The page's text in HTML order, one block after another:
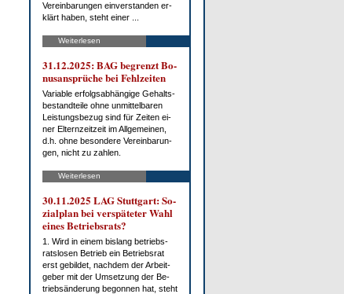
Ver­ein­ba­run­gen ein­ver­stan­den er­
klärt ha­ben, steht ei­ner ...
Weiterlesen
31.12.2025: BAG be­grenzt Bo­
nus­an­sprü­che bei Fehl­zei­ten
Va­ria­ble er­folgs­ab­hän­gi­ge Ge­halts­
be­stand­tei­le oh­ne un­mit­tel­ba­ren
Leis­tungs­be­zug sind für Zei­ten ei­
ner El­tern­zeit­zeit im All­ge­mei­nen,
d.h. oh­ne be­son­de­re Ver­ein­ba­run­
gen, nicht zu zah­len.
Weiterlesen
30.11.2025 LAG Stutt­gart: So­
zi­al­plan bei ver­spä­te­ter Wahl
ei­nes Be­triebs­rats?
1. Wird in ei­nem bis­lang be­triebs­
rats­lo­sen Be­trieb ein Be­triebs­rat
erst ge­bil­det, nach­dem der Ar­beit­
ge­ber mit der Um­set­zung der Be­
trieb­s­än­de­rung be­gon­nen hat, steht